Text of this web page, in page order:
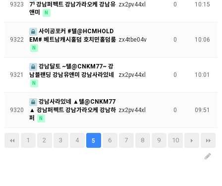
9323
7⸣ 강남퍼펙트 강남가라오케 강남유
앤미
N
zx2pv44xl 0 10:15
9322
사이공포커 #텔@HCMHOLD
EM# 베트남캐시홀덤 호치민홀덤룸
N
zx4tbe04v 0 10:06
9321
강남달토 ~텔@CNKM77~ 강
남블랜딩 강남유앤미 강남사라있네
N
zx2pv44xl 0 10:01
9320
강남사라있네 ▲텔@CNKM77
▲ 강남퍼펙트 강남가라오케 강남하
퍼
N
zx2pv44xl 0 09:51
1 2 3 4 5 6 7 8 9 10